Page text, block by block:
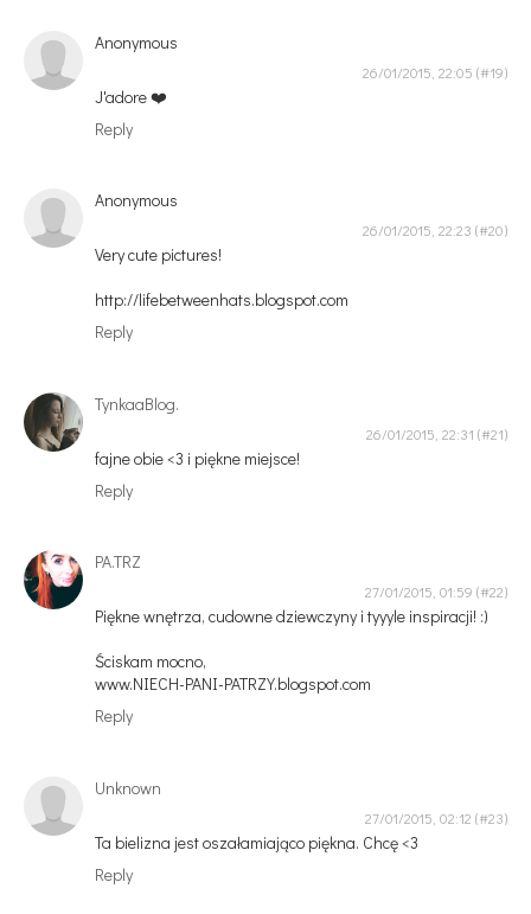
Anonymous
26/01/2015, 22:05
J'adore ❤️
Reply
Anonymous
26/01/2015, 22:23
Very cute pictures!
http://lifebetweenhats.blogspot.com
Reply
TynkaaBlog.
26/01/2015, 22:31
fajne obie <3 i piękne miejsce!
Reply
PA.TRZ
27/01/2015, 01:59
Piękne wnętrza, cudowne dziewczyny i tyyyle inspiracji! :)
Ściskam mocno,
www.NIECH-PANI-PATRZY.blogspot.com
Reply
Unknown
27/01/2015, 02:12
Ta bielizna jest oszałamiająco piękna. Chcę <3
Reply